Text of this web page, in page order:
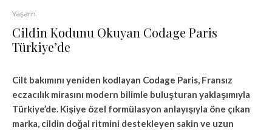
Yaşam
Cildin Kodunu Okuyan Codage Paris
Türkiye’de
Cilt bakımını yeniden kodlayan Codage Paris, Fransız
eczacılık mirasını modern bilimle buluşturan yaklaşımıyla
Türkiye’de. Kişiye özel formülasyon anlayışıyla öne çıkan
marka, cildin doğal ritmini destekleyen sakin ve uzun